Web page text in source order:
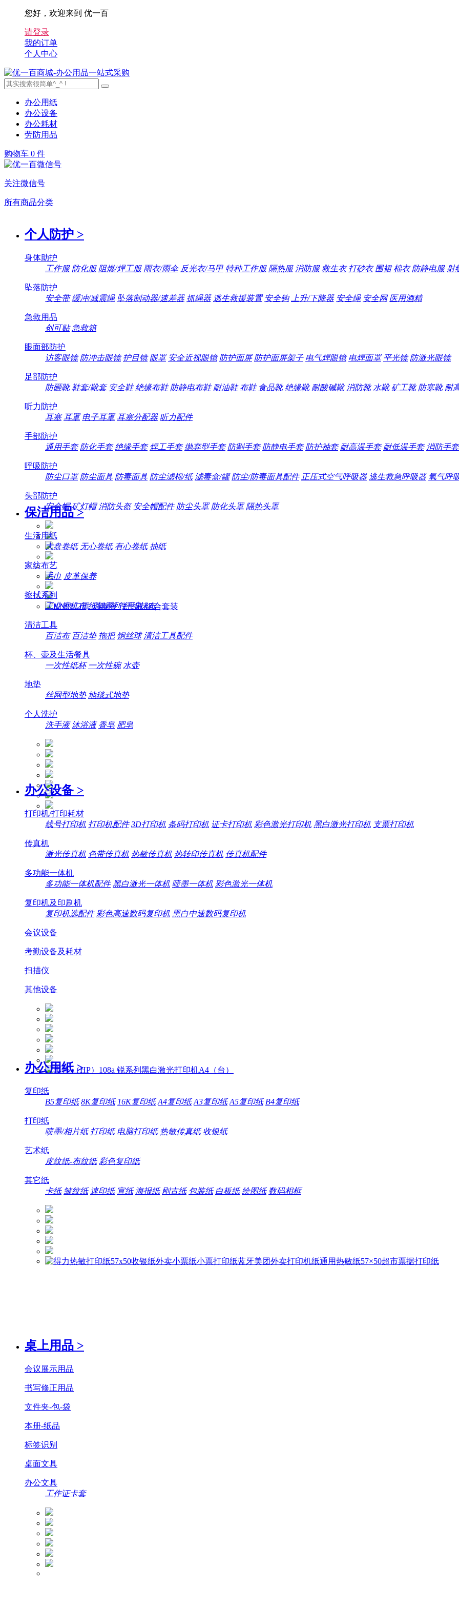
您好，欢迎来到 优一百
请登录
我的订单
个人中心
办公用纸
办公设备
办公耗材
劳防用品
购物车 0 件
关注微信号
所有商品分类
个人防护 >
身体助护
工作服 防化服 阻燃/焊工服 雨衣/雨伞 反光衣/马甲 特种工作服 隔热服 消防服 救生衣 打砂衣 围裙 棉衣 防静电服 射
坠落防护
安全带 缓冲/减震绳 坠落制动器/速差器 抓绳器 逃生救援装置 安全钩 上升/下降器 安全绳 安全网 医用酒精
急救用品
创可贴 急救箱
眼面部防护
访客眼镜 防冲击眼镜 护目镜 眼罩 安全近视眼镜 防护面屏 防护面屏架子 电气焊眼镜 电焊面罩 平光镜 防激光眼镜
足部防护
防砸靴 鞋套/靴套 安全鞋 绝缘布鞋 防静电布鞋 耐油鞋 布鞋 食品靴 绝缘靴 耐酸碱靴 消防靴 水靴 矿工靴 防寒靴 耐
听力防护
耳塞 耳罩 电子耳罩 耳塞分配器 听力配件
手部防护
通用手套 防化手套 绝缘手套 焊工手套 抛弃型手套 防割手套 防静电手套 防护袖套 耐高温手套 耐低温手套 消防手套
呼吸防护
防尘口罩 防尘面具 防毒面具 防尘滤棉/纸 滤毒盒/罐 防尘/防毒面具配件 正压式空气呼吸器 逃生救急呼吸器 氧气呼
头部防护
安全帽 矿灯帽 消防头盔 安全帽配件 防尘头罩 防化头罩 隔热头罩
保洁用品 >
生活用纸
大盘卷纸 无心卷纸 有心卷纸 抽纸
家纺布艺
毛巾 皮革保养
擦拭系列
工业擦机布 纸架系列 纤维抹布
清洁工具
百洁布 百洁垫 拖把 钢丝球 清洁工具配件
杯、壶及生活餐具
一次性纸杯 一次性碗 水壶
地垫
丝网型地垫 地毯式地垫
个人洗护
洗手液 沐浴液 香皂 肥皂
办公设备 >
打印机/打印耗材
线号打印机 打印机配件 3D打印机 条码打印机 证卡打印机 彩色激光打印机 黑白激光打印机 支票打印机
传真机
激光传真机 色带传真机 热敏传真机 热转印传真机 传真机配件
多功能一体机
多功能一体机配件 黑白激光一体机 喷墨一体机 彩色激光一体机
复印机及印刷机
复印机选配件 彩色高速数码复印机 黑白中速数码复印机
会议设备
考勤设备及耗材
扫描仪
其他设备
办公用纸 >
复印纸
B5复印纸 8K复印纸 16K复印纸 A4复印纸 A3复印纸 A5复印纸 B4复印纸
打印纸
喷墨/相片纸 打印纸 电脑打印纸 热敏传真纸 收银纸
艺术纸
皮纹纸-布纹纸 彩色复印纸
其它纸
卡纸 皱纹纸 速印纸 宣纸 海报纸 刚古纸 包装纸 白板纸 绘图纸 数码相框
桌上用品 >
会议展示用品
书写修正用品
文件夹-包-袋
本册-纸品
标签识别
桌面文具
办公文具
工作证卡套